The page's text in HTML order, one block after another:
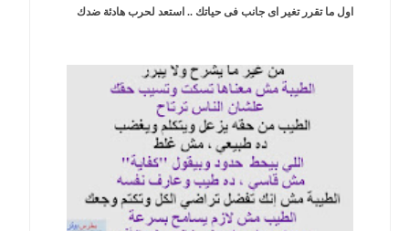
اول ما تقرر تغير اى جانب فى حياتك .. استعد لحرب هادئة ضدك